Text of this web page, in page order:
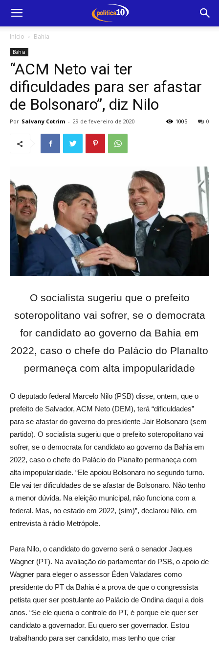
Início Bahia
Bahia
“ACM Neto vai ter
dificuldades para ser afastar
de Bolsonaro”, diz Nilo
Por Salvany Cotrim - 29 de fevereiro de 2020 0
1005
O socialista sugeriu que o prefeito
soteropolitano vai sofrer, se o democrata
for candidato ao governo da Bahia em
2022, caso o chefe do Palácio do Planalto
permaneça com alta impopularidade
O deputado federal Marcelo Nilo (PSB) disse, ontem, que o
prefeito de Salvador, ACM Neto (DEM), terá “dificuldades”
para se afastar do governo do presidente Jair Bolsonaro (sem
partido). O socialista sugeriu que o prefeito soteropolitano vai
sofrer, se o democrata for candidato ao governo da Bahia em
2022, caso o chefe do Palácio do Planalto permaneça com
alta impopularidade. “Ele apoiou Bolsonaro no segundo turno.
Ele vai ter dificuldades de se afastar de Bolsonaro. Não tenho
a menor dúvida. Na eleição municipal, não funciona com a
federal. Mas, no estado em 2022, (sim)”, declarou Nilo, em
entrevista à rádio Metrópole.
Para Nilo, o candidato do governo será o senador Jaques
Wagner (PT). Na avaliação do parlamentar do PSB, o apoio de
Wagner para eleger o assessor Éden Valadares como
presidente do PT da Bahia é a prova de que o congressista
petista quer ser postulante ao Palácio de Ondina daqui a dois
anos. “Se ele queria o controle do PT, é porque ele quer ser
candidato a governador. Eu quero ser governador. Estou
trabalhando para ser candidato, mas tenho que criar